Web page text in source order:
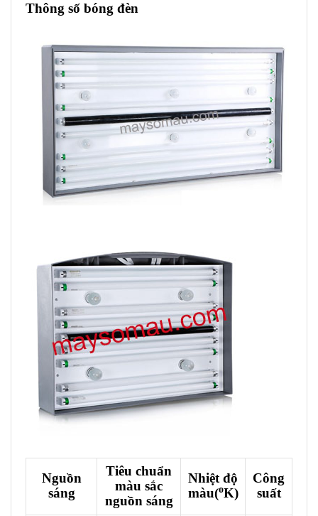
Thông số bóng đèn
Nguồn
sáng
Tiêu chuẩn
màu sắc
nguồn sáng
Nhiệt độ
màu(oK)
Công
suất